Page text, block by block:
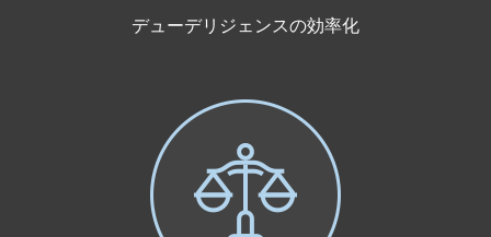
デューデリジェンスの効率化